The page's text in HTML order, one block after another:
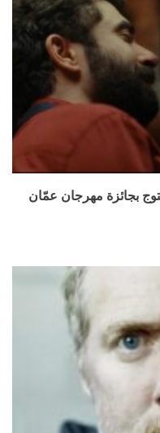
يتوج بجائزة مهرجان عمّان